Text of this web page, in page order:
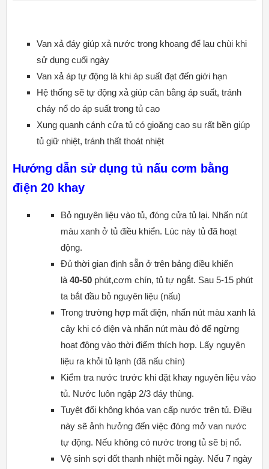
Van xả đáy giúp xả nước trong khoang để lau chùi khi
sử dụng cuối ngày
Van xả áp tự động là khi áp suất đạt đến giới hạn
Hệ thống sẽ tự động xả giúp cân bằng áp suất, tránh
cháy nổ do áp suất trong tủ cao
Xung quanh cánh cửa tủ có gioăng cao su rất bền giúp
tủ giữ nhiệt, tránh thất thoát nhiệt
Hướng dẫn sử dụng tủ nấu cơm bằng
điện 20 khay
Bỏ nguyên liệu vào tủ, đóng cửa tủ lại. Nhấn nút
màu xanh ở tủ điều khiển. Lúc này tủ đã hoạt
động.
Đủ thời gian định sẵn ở trên bảng điều khiển
là 40-50 phút,cơm chín, tủ tự ngắt. Sau 5-15 phút
ta bắt đầu bỏ nguyên liệu (nấu)
Trong trường hợp mất điện, nhấn nút màu xanh lá
cây khi có điện và nhấn nút màu đỏ để ngừng
hoạt động vào thời điểm thích hợp. Lấy nguyên
liệu ra khỏi tủ lạnh (đã nấu chín)
Kiểm tra nước trước khi đặt khay nguyên liệu vào
tủ. Nước luôn ngập 2/3 đáy thùng.
Tuyệt đối không khóa van cấp nước trên tủ. Điều
này sẽ ảnh hưởng đến việc đóng mở van nước
tự động. Nếu không có nước trong tủ sẽ bị nổ.
Vệ sinh sợi đốt thanh nhiệt mỗi ngày. Nếu 7 ngày